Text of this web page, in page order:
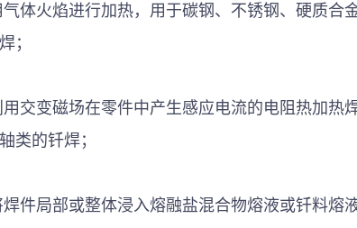
气体火焰进行加热，用于碳钢、不锈钢、硬质合
；
用交变磁场在零件中产生感应电流的电阻热加热
类的钎焊；
焊件局部或整体浸入熔融盐混合物熔液或钎料熔